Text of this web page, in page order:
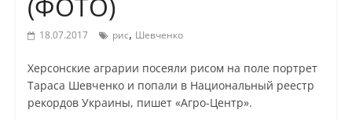
18.07.2017 рис, Шевченко
Херсонские аграрии посеяли рисом на поле портрет
Тараса Шевченко и попали в Национальный реестр
рекордов Украины, пишет «Агро-Центр».